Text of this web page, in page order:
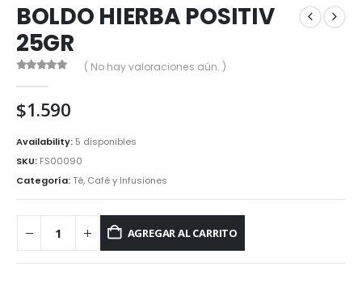
BOLDO HIERBA POSITIV
25GR
( No hay valoraciones aún. )
$1.590
Availability: 5 disponibles
SKU: FS00090
Categoría:Té, Café y Infusiones
AGREGAR AL CARRITO